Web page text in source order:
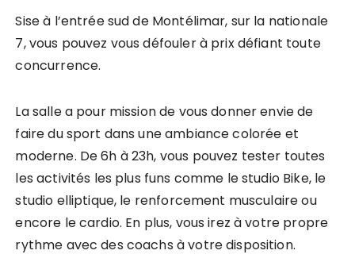
Sise à l’entrée sud de Montélimar, sur la nationale
7, vous pouvez vous défouler à prix défiant toute
concurrence.
La salle a pour mission de vous donner envie de
faire du sport dans une ambiance colorée et
moderne. De 6h à 23h, vous pouvez tester toutes
les activités les plus funs comme le studio Bike, le
studio elliptique, le renforcement musculaire ou
encore le cardio. En plus, vous irez à votre propre
rythme avec des coachs à votre disposition.